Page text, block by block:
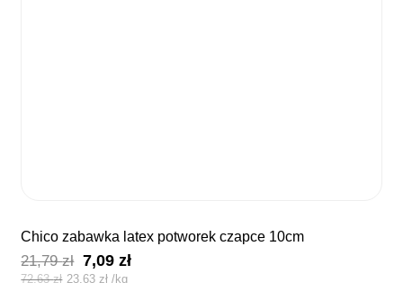
chico zabawka latex potworek czapce 10cm
21,79zł Pierwotna
7,09złAktualna
72,63zł 23,63zł /kg